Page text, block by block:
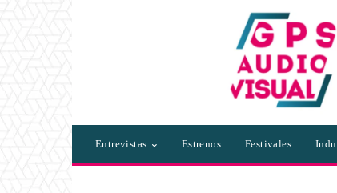
Entrevistas Estrenos Festivales